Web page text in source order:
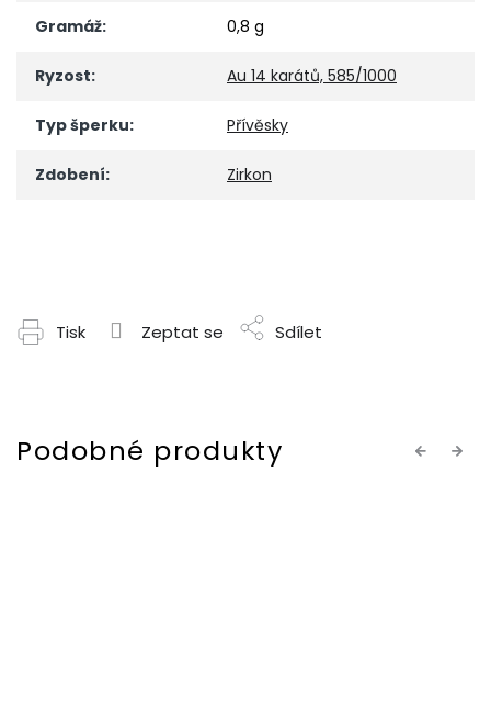
Gramáž: 0,8 g
Ryzost: Au 14 karátů, 585/1000
Typ šperku: Přívěsky
Zdobení: Zirkon
Tisk Zeptat se Sdílet
Previous
Next